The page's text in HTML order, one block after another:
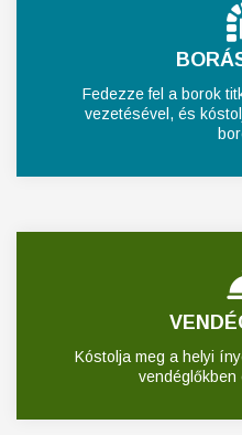
Fedezze fel a borok
vezetésével, és
Kóstolja meg a helyi
vendéglőkben